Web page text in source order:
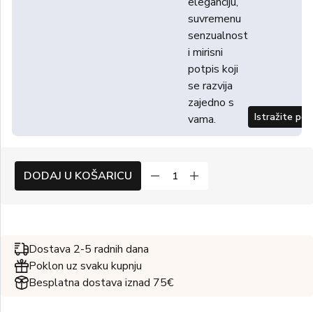
suvremenu
senzualnost
i mirisni
potpis koji
se razvija
zajedno s
vama.
Istražite
DODAJ U KOŠARICU
Dostava 2-5 radnih dana
Poklon uz svaku kupnju
Besplatna dostava iznad 75€